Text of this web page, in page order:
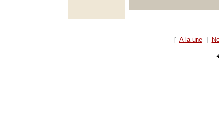
[ A la une|